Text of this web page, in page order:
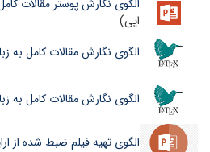
الگوی نگارش پوستر مقالات
ایی)
الگوی نگارش مقالات کامل به
الگوی نگارش مقالات کامل به
الگوی تهیه فیلم ضبط شده از